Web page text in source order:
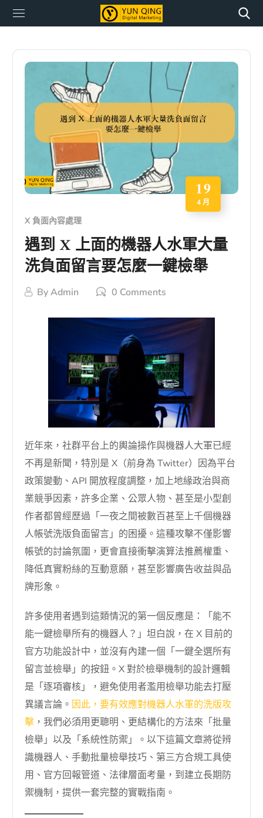
19
4 月
X 負面內容處理
遇到 X 上面的機器人水軍大量
洗負面留言要怎麼一鍵檢舉
ByAdmin 0 Comments
近年來，社群平台上的輿論操作與機器人大軍已經
不再是新聞，特別是 X（前身為 Twitter）因為平台
政策變動、API 開放程度調整，加上地緣政治與商
業競爭因素，許多企業、公眾人物、甚至是小型創
作者都曾經歷過「一夜之間被數百甚至上千個機器
人帳號洗版負面留言」的困擾。這種攻擊不僅影響
帳號的討論氛圍，更會直接衝擊演算法推薦權重、
降低真實粉絲的互動意願，甚至影響廣告收益與品
牌形象。
許多使用者遇到這類情況的第一個反應是：「能不
能一鍵檢舉所有的機器人？」坦白說，在 X 目前的
官方功能設計中，並沒有內建一個「一鍵全選所有
留言並檢舉」的按鈕。X 對於檢舉機制的設計邏輯
是「逐項審核」，避免使用者濫用檢舉功能去打壓
異議言論。 因此，要有效應對機器人水軍的洗版攻
擊 ，我們必須用更聰明、更結構化的方法來「批量
檢舉」以及「系統性防禦」。以下這篇文章將從辨
識機器人、手動批量檢舉技巧、第三方合規工具使
用、官方回報管道、法律層面考量，到建立長期防
禦機制，提供一套完整的實戰指南。